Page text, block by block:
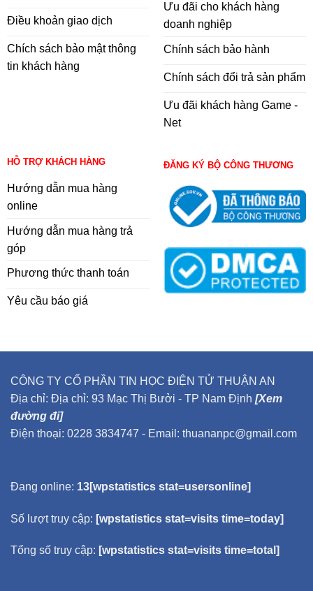
Điều khoản giao dịch
Chích sách bảo mật thông
tin khách hàng
Ưu đãi cho khách hàng
doanh nghiệp
Chính sách bảo hành
Chính sách đổi trả sản phẩm
Ưu đãi khách hàng Game -
Net
HỖ TRỢ KHÁCH HÀNG
Hướng dẫn mua hàng
online
Hướng dẫn mua hàng trả
góp
Phương thức thanh toán
Yêu cầu báo giá
ĐĂNG KÝ BỘ CÔNG THƯƠNG
CÔNG TY CỔ PHẦN TIN HỌC ĐIỆN TỬ THUẬN AN
Địa chỉ: Địa chỉ: 93 Mạc Thị Bưởi - TP Nam Định [Xem
đường đi]
Điện thoại: 0228 3834747 - Email: thuananpc@gmail.com
Đang online: 13[wpstatistics stat=usersonline]
Số lượt truy cập: [wpstatistics stat=visits time=today]
Tổng số truy cập: [wpstatistics stat=visits time=total]